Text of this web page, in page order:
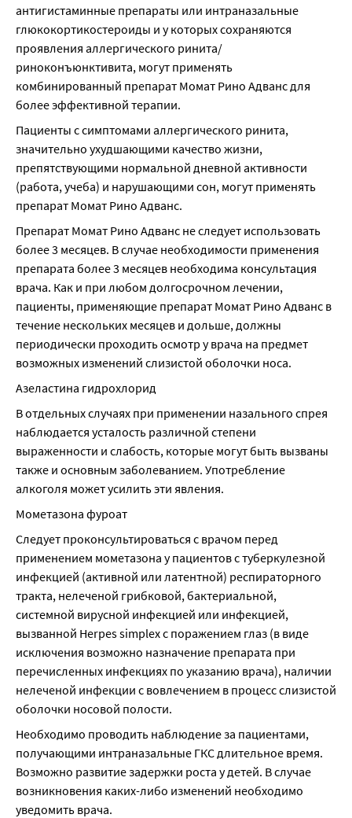
антигистаминные препараты или интраназальные
глюкокортикостероиды и у которых сохраняются
проявления аллергического ринита/
риноконъюнктивита, могут применять
комбинированный препарат Момат Рино Адванс для
более эффективной терапии.
Пациенты с симптомами аллергического ринита,
значительно ухудшающими качество жизни,
препятствующими нормальной дневной активности
(работа, учеба) и нарушающими сон, могут применять
препарат Момат Рино Адванс.
Препарат Момат Рино Адванс не следует использовать
более 3 месяцев. В случае необходимости применения
препарата более 3 месяцев необходима консультация
врача. Как и при любом долгосрочном лечении,
пациенты, применяющие препарат Момат Рино Адванс в
течение нескольких месяцев и дольше, должны
периодически проходить осмотр у врача на предмет
возможных изменений слизистой оболочки носа.
Азеластина гидрохлорид
В отдельных случаях при применении назального спрея
наблюдается усталость различной степени
выраженности и слабость, которые могут быть вызваны
также и основным заболеванием. Употребление
алкоголя может усилить эти явления.
Мометазона фуроат
Следует проконсультироваться с врачом перед
применением мометазона у пациентов с туберкулезной
инфекцией (активной или латентной) респираторного
тракта, нелеченой грибковой, бактериальной,
системной вирусной инфекцией или инфекцией,
вызванной Herpes simplex с поражением глаз (в виде
исключения возможно назначение препарата при
перечисленных инфекциях по указанию врача), наличии
нелеченой инфекции с вовлечением в процесс слизистой
оболочки носовой полости.
Необходимо проводить наблюдение за пациентами,
получающими интраназальные ГКС длительное время.
Возможно развитие задержки роста у детей. В случае
возникновения каких-либо изменений необходимо
уведомить врача.